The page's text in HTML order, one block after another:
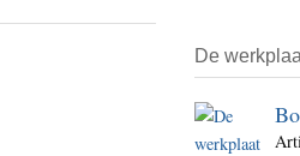
Liefde
De